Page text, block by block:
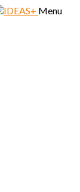
Menu